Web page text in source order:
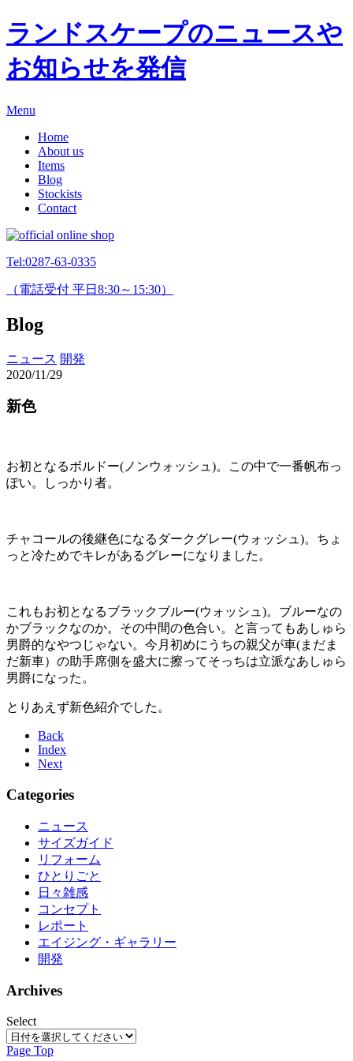
ランドスケープのニュースや
お知らせを発信
Menu
Home
About us
Items
Blog
Stockists
Contact
Tel:0287-63-0335
（電話受付 平日8:30～15:30）
Blog
ニュース 開発
2020/11/29
新色
お初となるボルドー(ノンウォッシュ)。この中で一番帆布っ
ぽい。しっかり者。
チャコールの後継色になるダークグレー(ウォッシュ)。ちょ
っと冷ためでキレがあるグレーになりました。
これもお初となるブラックブルー(ウォッシュ)。ブルーなの
かブラックなのか。その中間の色合い。と言ってもあしゅら
男爵的なやつじゃない。今月初めにうちの親父が車(まだま
だ新車）の助手席側を盛大に擦ってそっちは立派なあしゅら
男爵になった。
とりあえず新色紹介でした。
Back
Index
Next
Categories
ニュース
サイズガイド
リフォーム
ひとりごと
日々雑感
コンセプト
レポート
エイジング・ギャラリー
開発
Archives
Select
Page Top